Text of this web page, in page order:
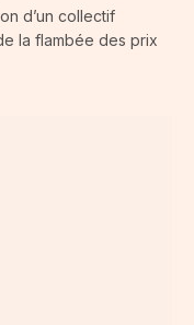
d’un collectif
la flambée des prix